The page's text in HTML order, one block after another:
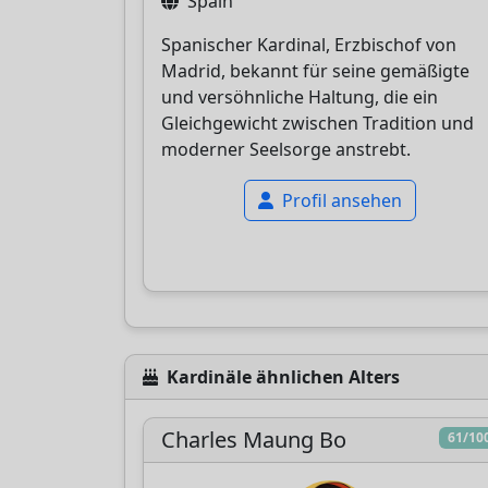
Spanischer Kardinal, Erzbischof von
Madrid, bekannt für seine gemäßigte
und versöhnliche Haltung, die ein
Gleichgewicht zwischen Tradition und
moderner Seelsorge anstrebt.
Profil ansehen
Kardinäle ähnlichen Alters
61/
Charles Maung Bo